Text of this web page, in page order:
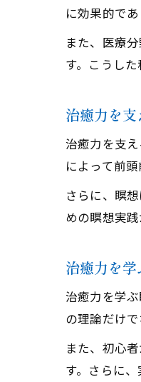
に効果的で
また、医療
す。こうし
治癒力を
治癒力を支
によって前
さらに、瞑
めの瞑想実
治癒力を
治癒力を学
の理論だけ
また、初心
す。さらに